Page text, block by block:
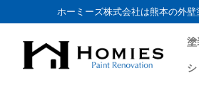
ホーミーズ株式会社は熊本の外
塗